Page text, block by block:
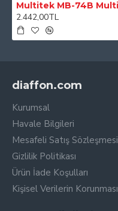
2.442,00TL
diaffon.com
Kurumsal
Havale Bilgileri
Mesafeli Satış Sözleşmesi
Gizlilik Politikası
Ürün İade Koşulları
Kişisel Verilerin Korunması